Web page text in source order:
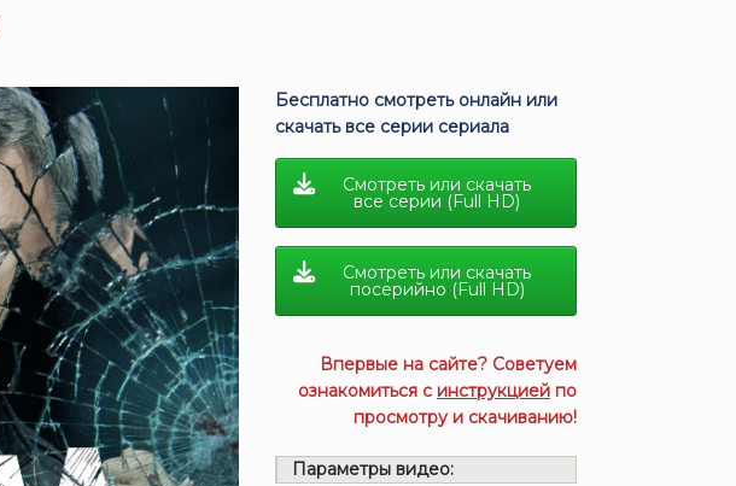
Бесплатно смотреть онлайн или
скачать все серии сериала
Смотреть или скачать
все серии (Full HD)
Смотреть или скачать
посерийно (Full HD)
Впервые на сайте? Советуем
ознакомиться с инструкцией по
просмотру и скачиванию!
Параметры видео: